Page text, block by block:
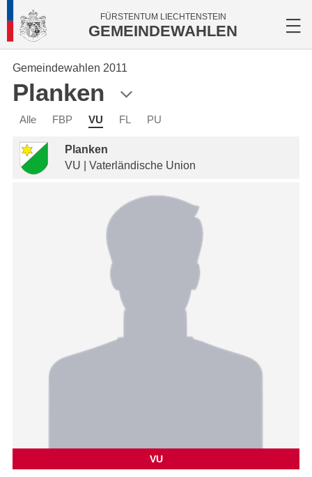
FÜRSTENTUM LIECHTENSTEIN
GEMEINDEWAHLEN
Gemeindewahlen 2011
Planken
Alle FBP VU FL PU
Planken
VU | Vaterländische Union
VU